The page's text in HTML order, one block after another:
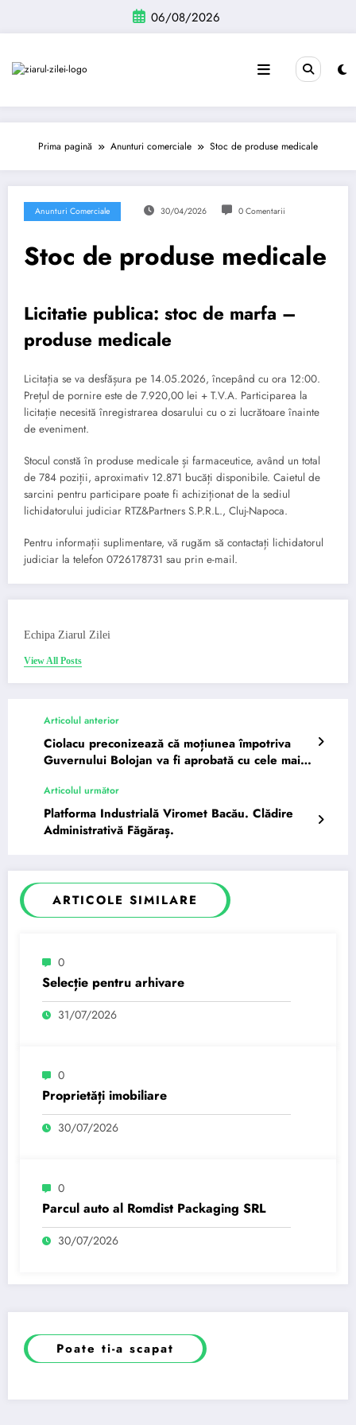
conținut
06/08/2026
Prima pagină Anunturi comerciale Stoc de produse medicale
Anunturi Comerciale 30/04/2026 0 Comentarii
Stoc de produse medicale
Licitatie publica: stoc de marfa –
produse medicale
Licitația se va desfășura pe 14.05.2026, începând cu ora 12:00.
Prețul de pornire este de 7.920,00 lei + T.V.A. Participarea la
licitație necesită înregistrarea dosarului cu o zi lucrătoare înainte
de eveniment.
Stocul constă în produse medicale și farmaceutice, având un total
de 784 poziții, aproximativ 12.871 bucăți disponibile. Caietul de
sarcini pentru participare poate fi achiziționat de la sediul
lichidatorului judiciar RTZ&Partners S.P.R.L., Cluj-Napoca.
Pentru informații suplimentare, vă rugăm să contactați lichidatorul
judiciar la telefon 0726178731 sau prin e-mail.
Echipa Ziarul Zilei
View All Posts
Articolul anterior
Ciolacu preconizează că moțiunea împotriva
Guvernului Bolojan va fi aprobată cu cele mai
Articolul următor
Platforma Industrială Viromet Bacău. Clădire
Administrativă Făgăraș.
ARTICOLE SIMILARE
0
Selecție pentru arhivare
31/07/2026
0
Proprietăți imobiliare
30/07/2026
0
Parcul auto al Romdist Packaging SRL
30/07/2026
Poate ti-a scapat